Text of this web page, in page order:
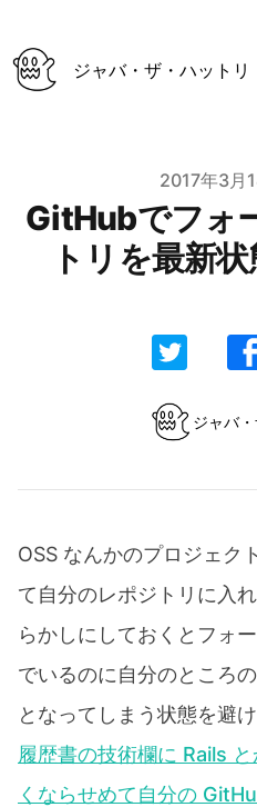
ジャバ・ザ・ハットリ
2017年3月
GitHubでフォ
トリを最新
ジャバ
OSS なんかのプロジェク
て自分のレポジトリに入
らかしにしておくとフォ
でいるのに自分のところ
となってしまう状態を避け
履歴書の技術欄に Rails
くならせめて自分の